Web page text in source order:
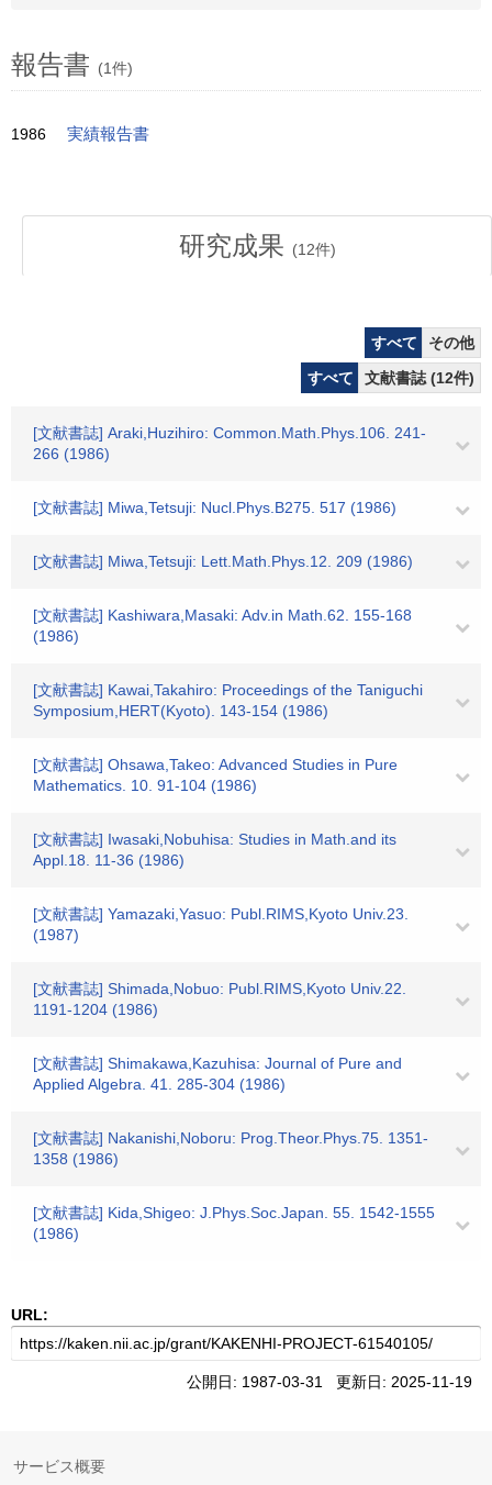
報告書 (1件)
1986 実績報告書
研究成果 (12件)
すべて
その他
すべて
文献書誌 (12件)
[文献書誌] Araki,Huzihiro: Common.Math.Phys.106. 241-
266 (1986)
[文献書誌] Miwa,Tetsuji: Nucl.Phys.B275. 517 (1986)
[文献書誌] Miwa,Tetsuji: Lett.Math.Phys.12. 209 (1986)
[文献書誌] Kashiwara,Masaki: Adv.in Math.62. 155-168
(1986)
[文献書誌] Kawai,Takahiro: Proceedings of the Taniguchi
Symposium,HERT(Kyoto). 143-154 (1986)
[文献書誌] Ohsawa,Takeo: Advanced Studies in Pure
Mathematics. 10. 91-104 (1986)
[文献書誌] Iwasaki,Nobuhisa: Studies in Math.and its
Appl.18. 11-36 (1986)
[文献書誌] Yamazaki,Yasuo: Publ.RIMS,Kyoto Univ.23.
(1987)
[文献書誌] Shimada,Nobuo: Publ.RIMS,Kyoto Univ.22.
1191-1204 (1986)
[文献書誌] Shimakawa,Kazuhisa: Journal of Pure and
Applied Algebra. 41. 285-304 (1986)
[文献書誌] Nakanishi,Noboru: Prog.Theor.Phys.75. 1351-
1358 (1986)
[文献書誌] Kida,Shigeo: J.Phys.Soc.Japan. 55. 1542-1555
(1986)
URL:
公開日: 1987-03-31 更新日: 2025-11-19
サービス概要